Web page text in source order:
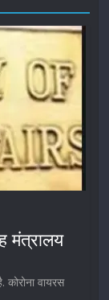
मंत्रालय
वायरस